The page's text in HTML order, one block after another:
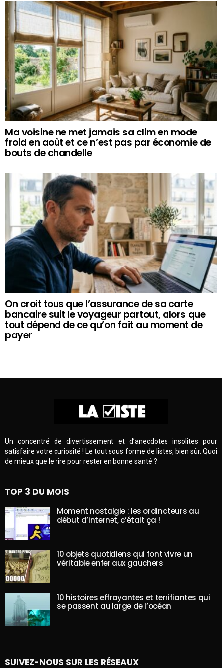
Ma voisine ne met jamais sa clim en mode
froid en août et ce n’est pas par économie de
bouts de chandelle
On croit tous que l’assurance de sa carte
bancaire suit le voyageur partout, alors que
tout dépend de ce qu’on fait au moment de
payer
Un concentré de divertissement et d’anecdotes insolites pour
satisfaire votre curiosité ! Le tout sous forme de listes, bien sûr. Quoi
de mieux que le rire pour rester en bonne santé ?
TOP 3 DU MOIS
Moment nostalgie : les ordinateurs au
début d’internet, c’était ça !
10 objets quotidiens qui font vivre un
véritable enfer aux gauchers
10 histoires effrayantes et terrifiantes qui
se passent au large de l’océan
SUIVEZ-NOUS SUR LES RÉSEAUX